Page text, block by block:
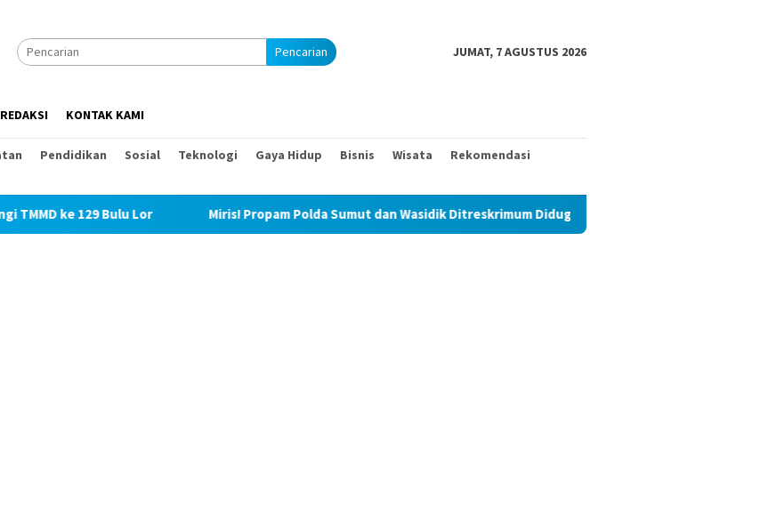
Pencarian JUMAT, 7 AGUSTUS 2026
REDAKSI KONTAK KAMI
Pendidikan Sosial Teknologi Gaya Hidup Bisnis Wisata
Rekomendasi
Bulu Lor Miris! Propam Polda Sumut dan Wasidik Ditreskrimum Diduga Permainkan Masyarakat Kecil Yang Mencari